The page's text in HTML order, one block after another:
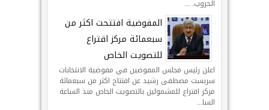
الحروب. ...
المفوضية افتتحت اكثر من
سبعمائة مركز اقتراع
للتصويت الخاص
اعلن رئيس مجلس المفوضين في مفوضية الانتخابات
سربست مصطفى رشيد عن افتتاح اكثر من سبعمائة
مركز اقتراع للمشمولين بالتصويت الخاص منذ الساعة
السا...